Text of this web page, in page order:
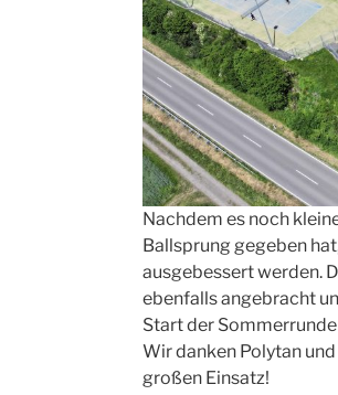
Nachdem es noch
Ballsprung gegeben
ausgebessert werden.
ebenfalls angebracht
Start der
Wir danken Polytan
großen Einsatz!